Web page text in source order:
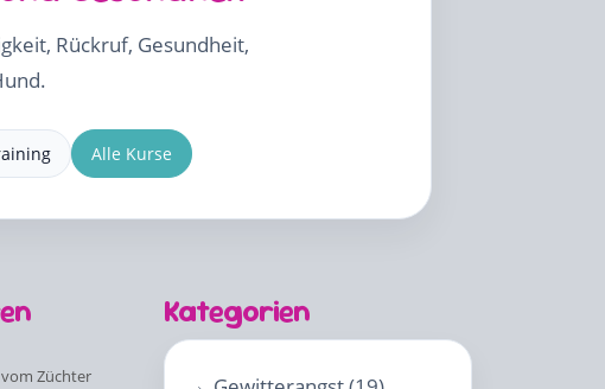
Rückruf, Gesundheit,
Alle Kurse
Züchter
Kategorien